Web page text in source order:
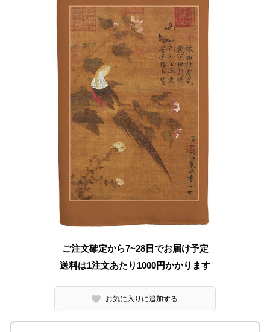
ご注文確定から7~28日でお届け予定
送料は1注文あたり 1000円かかります
お気に入りに追加する